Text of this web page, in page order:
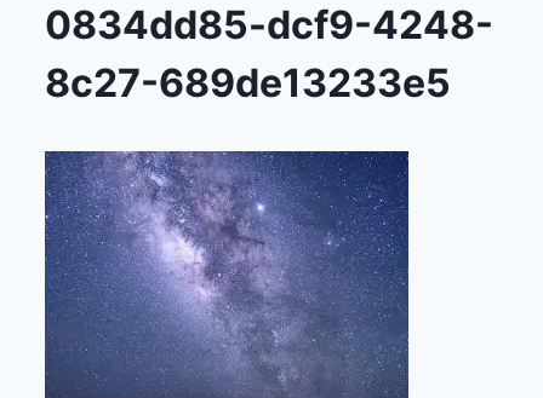
0834dd85-dcf9-4248-
8c27-689de13233e5